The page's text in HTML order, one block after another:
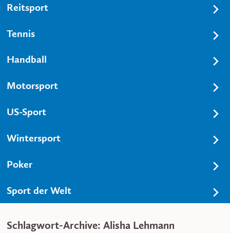
Reitsport
Tennis
Handball
Motorsport
US-Sport
Wintersport
Poker
Sport der Welt
Schlagwort-Archive: Alisha Lehmann